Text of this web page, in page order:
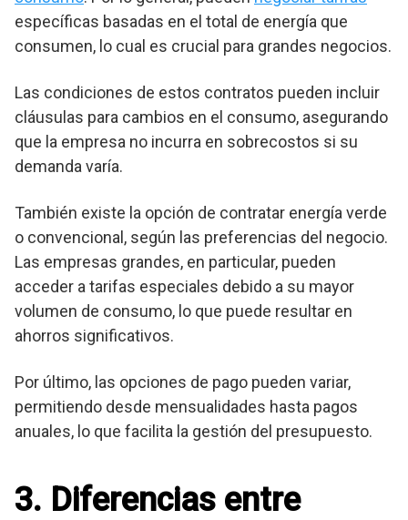
específicas basadas en el total de energía que
consumen, lo cual es crucial para grandes negocios.
Las condiciones de estos contratos pueden incluir
cláusulas para cambios en el consumo, asegurando
que la empresa no incurra en sobrecostos si su
demanda varía.
También existe la opción de contratar energía verde
o convencional, según las preferencias del negocio.
Las empresas grandes, en particular, pueden
acceder a tarifas especiales debido a su mayor
volumen de consumo, lo que puede resultar en
ahorros significativos.
Por último, las opciones de pago pueden variar,
permitiendo desde mensualidades hasta pagos
anuales, lo que facilita la gestión del presupuesto.
3. Diferencias entre